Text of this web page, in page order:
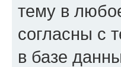
тему в
согласны с
в базе